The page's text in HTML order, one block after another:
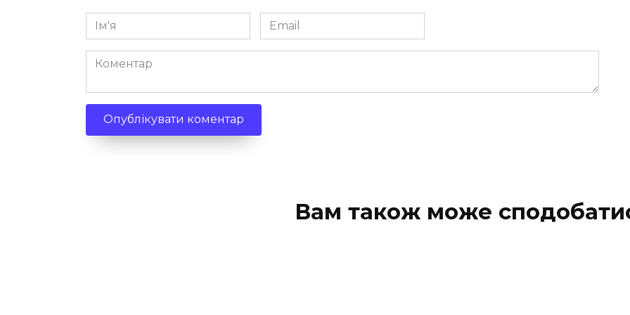
Ім'я
*
Email
*
Коментар
Вам також може